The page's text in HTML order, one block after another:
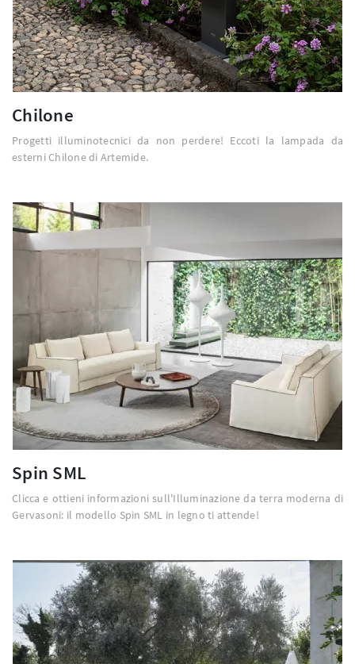
Chilone
Progetti illuminotecnici da non perdere! Eccoti la lampada da
esterni Chilone di Artemide.
Spin SML
Clicca e ottieni informazioni sull'Illuminazione da terra moderna di
Gervasoni: il modello Spin SML in legno ti attende!